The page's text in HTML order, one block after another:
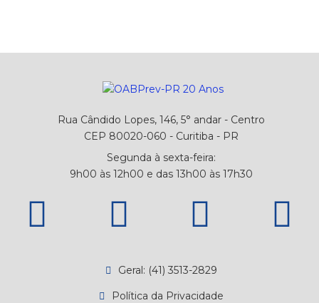
Rua Cândido Lopes, 146, 5° andar - Centro
CEP 80020-060 - Curitiba - PR
Segunda à sexta-feira:
9h00 às 12h00 e das 13h00 às 17h30
Geral: (41) 3513-2829
Política da Privacidade